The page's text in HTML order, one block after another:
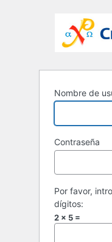
Nombre de
Contraseña
Por favor,
dígitos:
2 × 5 =